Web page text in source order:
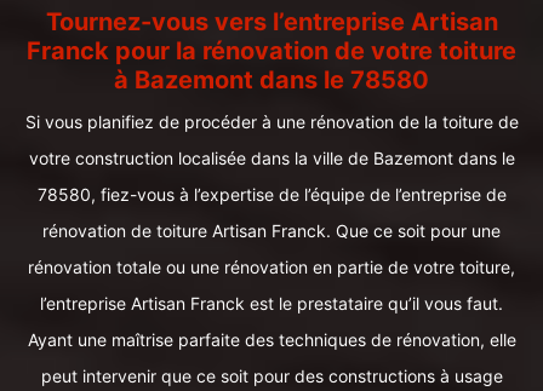
Tournez-vous vers l’entreprise Artisan
Franck pour la rénovation de votre toiture
à Bazemont dans le 78580
Si vous planifiez de procéder à une rénovation de la toiture de
votre construction localisée dans la ville de Bazemont dans le
78580, fiez-vous à l’expertise de l’équipe de l’entreprise de
rénovation de toiture Artisan Franck. Que ce soit pour une
rénovation totale ou une rénovation en partie de votre toiture,
l’entreprise Artisan Franck est le prestataire qu’il vous faut.
Ayant une maîtrise parfaite des techniques de rénovation, elle
peut intervenir que ce soit pour des constructions à usage